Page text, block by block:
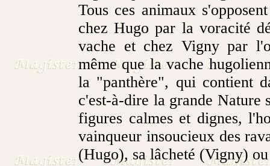
Tous ces animaux
chez Hugo par la voracité
vache et chez Vigny par
même que la vache
la "panthère", qui contient
c'est-à-dire la grande Nature
figures calmes et dignes,
vainqueur insoucieux des
(Hugo), sa lâcheté (Vigny)